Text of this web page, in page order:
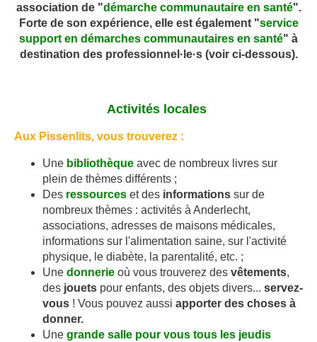
association de "démarche communautaire en santé".
Forte de son expérience, elle est également "service
support en démarches communautaires en santé" à
destination des professionnel·le·s (voir ci-dessous).
Activités locales
Aux Pissenlits, vous trouverez :
Une bibliothèque avec de nombreux livres sur
plein de thèmes différents ;
Des ressources et des informations sur de
nombreux thèmes : activités à Anderlecht,
associations, adresses de maisons médicales,
informations sur l'alimentation saine, sur l'activité
physique, le diabète, la parentalité, etc. ;
Une donnerie où vous trouverez des vêtements,
des jouets pour enfants, des objets divers... servez-
vous ! Vous pouvez aussi apporter des choses à
donner.
Une grande salle pour vous tous les jeudis